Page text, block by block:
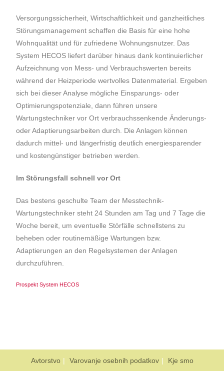
Versorgungssicherheit, Wirtschaftlichkeit und ganzheitliches
Störungsmanagement schaffen die Basis für eine hohe
Wohnqualität und für zufriedene Wohnungsnutzer. Das
System HECOS liefert darüber hinaus dank kontinuierlicher
Aufzeichnung von Mess- und Verbrauchswerten bereits
während der Heizperiode wertvolles Datenmaterial. Ergeben
sich bei dieser Analyse mögliche Einsparungs- oder
Optimierungspotenziale, dann führen unsere
Wartungstechniker vor Ort verbrauchssenkende Änderungs-
oder Adaptierungsarbeiten durch. Die Anlagen können
dadurch mittel- und längerfristig deutlich energiesparender
und kostengünstiger betrieben werden.
Im Störungsfall schnell vor Ort
Das bestens geschulte Team der Messtechnik-
Wartungstechniker steht 24 Stunden am Tag und 7 Tage die
Woche bereit, um eventuelle Störfälle schnellstens zu
beheben oder routinemäßige Wartungen bzw.
Adaptierungen an den Regelsystemen der Anlagen
durchzuführen.
Prospekt System HECOS
Avtorstvo Varovanje osebnih podatkov Kje smo